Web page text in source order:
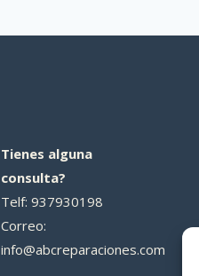
Tienes alguna
consulta?
Telf: 937930198
Correo:
info@abcreparaciones.com